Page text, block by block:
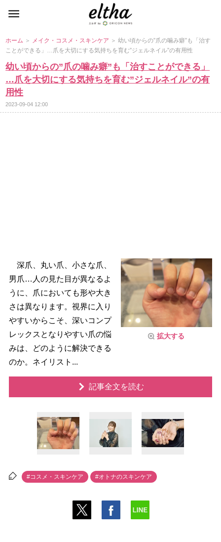
ホーム ＞ メイク・コスメ・スキンケア ＞ 幼い頃からの”爪の噛み癖”も「治す
ことができる」…爪を大切にする気持ちを育む”ジェルネイル”の有用性
幼い頃からの”爪の噛み癖”も「治すことができる」
…爪を大切にする気持ちを育む”ジェルネイル”の有
用性
2023-09-04 12:00
拡大する
深爪、丸い爪、小さな爪、
男爪…人の見た目が異なるよ
うに、爪においても形や大き
さは異なります。視界に入り
すいからこそ、深いコンプ
レックスとなりやすい爪の悩
みは、どのように解決できる
のか。ネイリスト...
記事全文を読む
#コスメ・スキンケア #オトナのスキンケア